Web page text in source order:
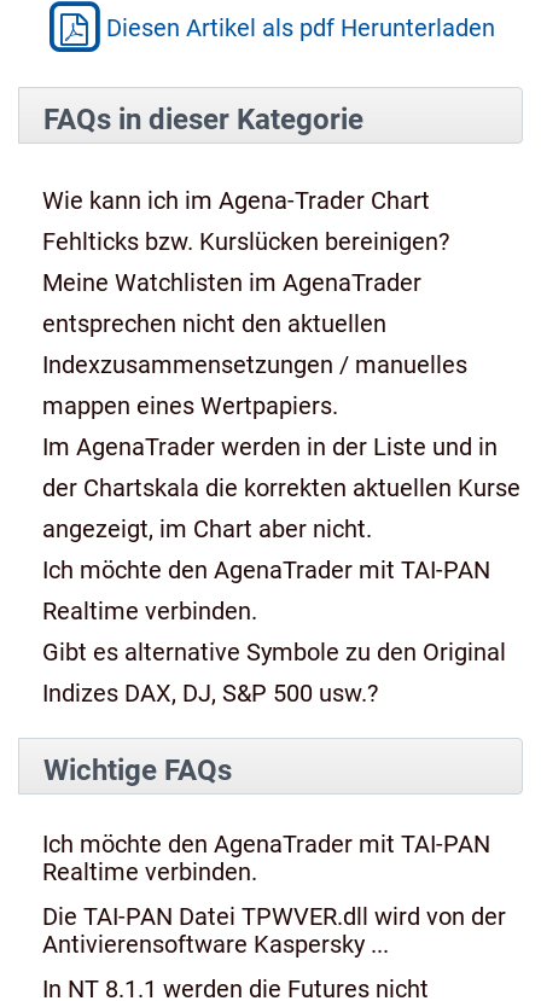
Diesen Artikel als pdf Herunterladen
FAQs in dieser Kategorie
Wie kann ich im Agena-Trader Chart
Fehlticks bzw. Kurslücken bereinigen?
Meine Watchlisten im AgenaTrader
entsprechen nicht den aktuellen
Indexzusammensetzungen / manuelles
mappen eines Wertpapiers.
Im AgenaTrader werden in der Liste und in
der Chartskala die korrekten aktuellen Kurse
angezeigt, im Chart aber nicht.
Ich möchte den AgenaTrader mit TAI-PAN
Realtime verbinden.
Gibt es alternative Symbole zu den Original
Indizes DAX, DJ, S&P 500 usw.?
Wichtige FAQs
Ich möchte den AgenaTrader mit TAI-PAN
Realtime verbinden.
Die TAI-PAN Datei TPWVER.dll wird von der
Antivierensoftware Kaspersky ...
In NT 8.1.1 werden die Futures nicht